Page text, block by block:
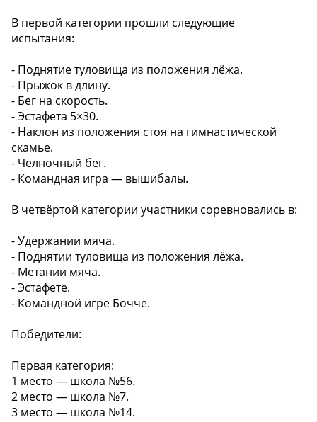
В первой категории прошли следующие
испытания:
- Поднятие туловища из положения лёжа.
- Прыжок в длину.
- Бег на скорость.
- Эстафета 5×30.
- Наклон из положения стоя на гимнастической
скамье.
- Челночный бег.
- Командная игра — вышибалы.
В четвёртой категории участники соревновались в:
- Удержании мяча.
- Поднятии туловища из положения лёжа.
- Метании мяча.
- Эстафете.
- Командной игре Бочче.
Победители:
Первая категория:
1 место — школа №56.
2 место — школа №7.
3 место — школа №14.